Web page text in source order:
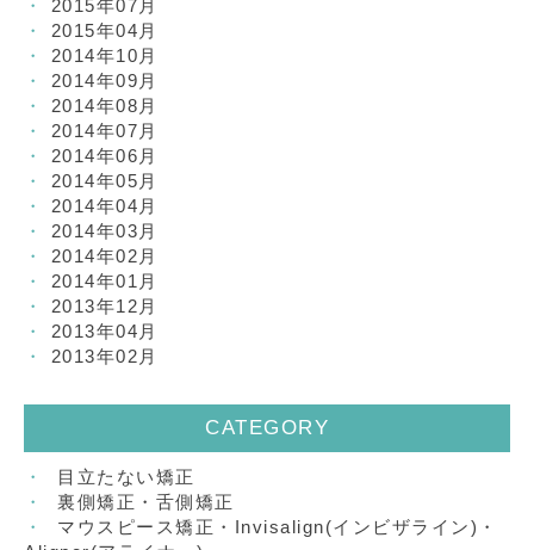
2015年07月
2015年04月
2014年10月
2014年09月
2014年08月
2014年07月
2014年06月
2014年05月
2014年04月
2014年03月
2014年02月
2014年01月
2013年12月
2013年04月
2013年02月
CATEGORY
目立たない矯正
裏側矯正・舌側矯正
マウスピース矯正・Invisalign(インビザライン)・